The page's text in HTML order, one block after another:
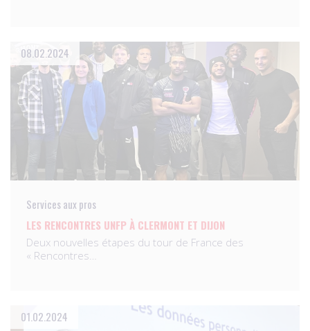
08.02.2024
Services aux pros
LES RENCONTRES UNFP À CLERMONT ET DIJON
Deux nouvelles étapes du tour de France des
« Rencontres…
01.02.2024